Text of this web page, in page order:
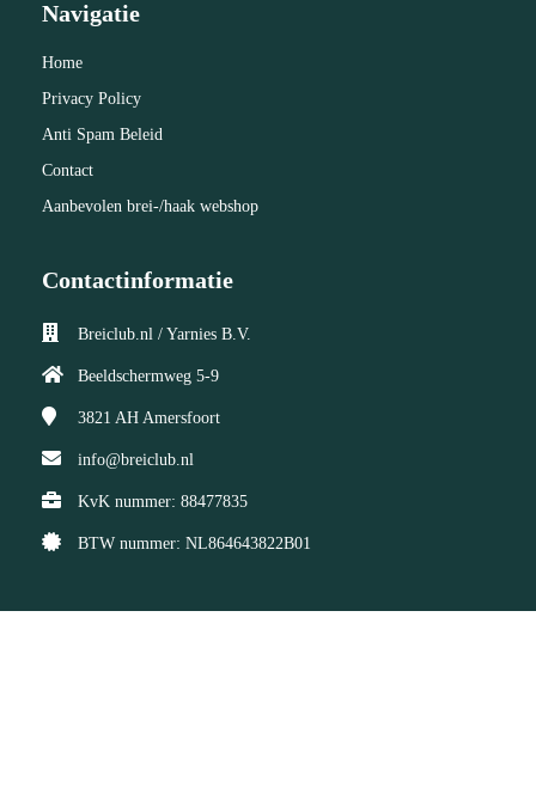
Navigatie
Home
Privacy Policy
Anti Spam Beleid
Contact
Aanbevolen brei-/haak webshop
Contactinformatie
Breiclub.nl / Yarnies B.V.
Beeldschermweg 5-9
3821 AH Amersfoort
info@breiclub.nl
KvK nummer: 88477835
BTW nummer: NL864643822B01